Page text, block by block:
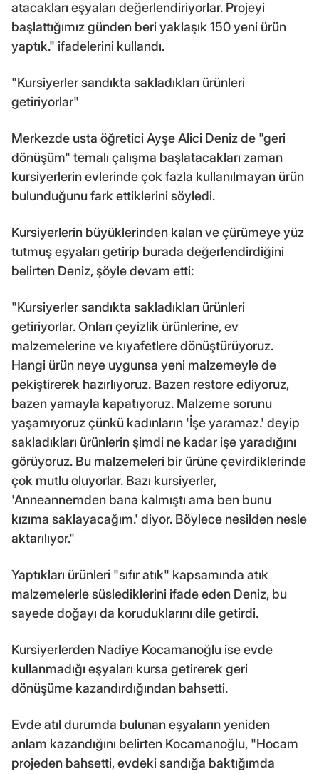
atacakları eşyaları değerlendiriyorlar. Projeyi
başlattığımız günden beri yaklaşık 150 yeni ürün
yaptık." ifadelerini kullandı.
"Kursiyerler sandıkta sakladıkları ürünleri
getiriyorlar"
Merkezde usta öğretici Ayşe Alici Deniz de "geri
dönüşüm" temalı çalışma başlatacakları zaman
kursiyerlerin evlerinde çok fazla kullanılmayan ürün
bulunduğunu fark ettiklerini söyledi.
Kursiyerlerin büyüklerinden kalan ve çürümeye yüz
tutmuş eşyaları getirip burada değerlendirdiğini
belirten Deniz, şöyle devam etti:
"Kursiyerler sandıkta sakladıkları ürünleri
getiriyorlar. Onları çeyizlik ürünlerine, ev
malzemelerine ve kıyafetlere dönüştürüyoruz.
Hangi ürün neye uygunsa yeni malzemeyle de
pekiştirerek hazırlıyoruz. Bazen restore ediyoruz,
bazen yamayla kapatıyoruz. Malzeme sorunu
yaşamıyoruz çünkü kadınların 'İşe yaramaz.' deyip
sakladıkları ürünlerin şimdi ne kadar işe yaradığını
görüyoruz. Bu malzemeleri bir ürüne çevirdiklerinde
çok mutlu oluyorlar. Bazı kursiyerler,
'Anneannemden bana kalmıştı ama ben bunu
kızıma saklayacağım.' diyor. Böylece nesilden nesle
aktarılıyor."
Yaptıkları ürünleri "sıfır atık" kapsamında atık
malzemelerle süslediklerini ifade eden Deniz, bu
sayede doğayı da koruduklarını dile getirdi.
Kursiyerlerden Nadiye Kocamanoğlu ise evde
kullanmadığı eşyaları kursa getirerek geri
dönüşüme kazandırdığından bahsetti.
Evde atıl durumda bulunan eşyaların yeniden
anlam kazandığını belirten Kocamanoğlu, "Hocam
projeden bahsetti, evdeki sandığa baktığımda